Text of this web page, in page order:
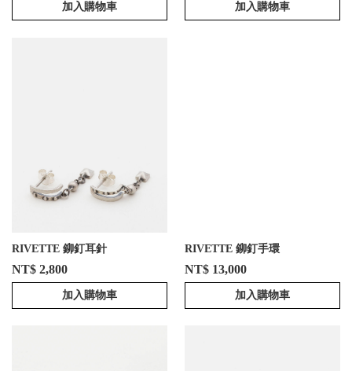
加入購物車 加入購物車
RIVETTE 鉚釘耳針
NT$ 2,800
加入購物車
RIVETTE 鉚釘手環
NT$ 13,000
加入購物車